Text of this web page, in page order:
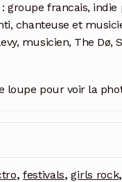
groupe francais, indie
chanteuse et
musicien, The Dø,
loupe pour voir la
, festivals,girls rock,